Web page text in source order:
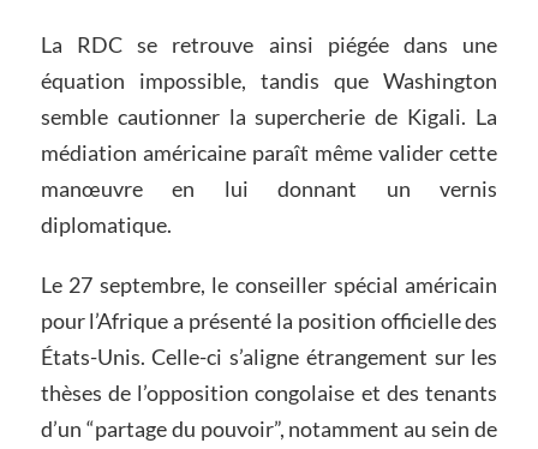
La RDC se retrouve ainsi piégée dans une
équation impossible, tandis que Washington
semble cautionner la supercherie de Kigali. La
médiation américaine paraît même valider cette
manœuvre en lui donnant un vernis
diplomatique.
Le 27 septembre, le conseiller spécial américain
pour l’Afrique a présenté la position officielle des
États-Unis. Celle-ci s’aligne étrangement sur les
thèses de l’opposition congolaise et des tenants
d’un “partage du pouvoir”, notamment au sein de